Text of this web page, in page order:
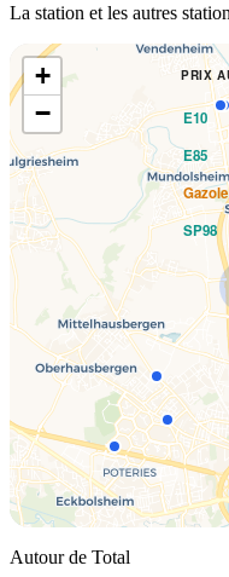
La station et les autres
PRIX
E10
E85
Gazole
SP98
+
−
Autour de Total